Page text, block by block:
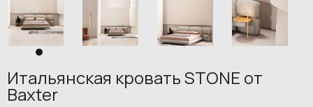
Итальянская кровать STONE от
Baxter